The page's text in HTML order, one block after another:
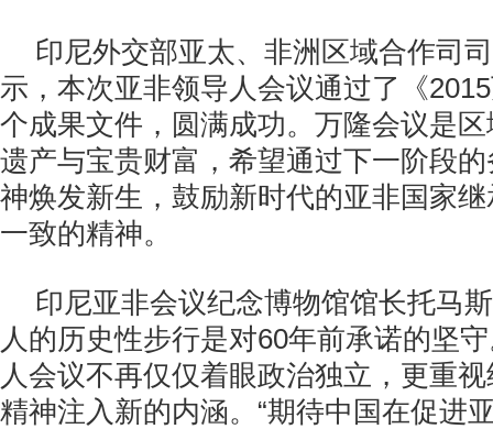
印尼外交部亚太、非洲区域合作司
示，本次亚非领导人会议通过了《
个成果文件，圆满成功。万隆会议是
遗产与宝贵财富，希望通过下一阶段
神焕发新生，鼓励新时代的亚非国家
一致的精神。
印尼亚非会议纪念博物馆馆长托马
人的历史性步行是对60年前承诺的坚
人会议不再仅仅着眼政治独立，更重
精神注入新的内涵。“期待中国在促进